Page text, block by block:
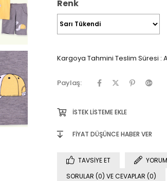
Renk
Kargoya Tahmini Teslim Süresi :
Paylaş:
İSTEK LISTEME EKLE
FIYAT DÜŞÜNCE HABER VER
TAVSIYE ET
SORULAR (0) VE CEVAPLAR (0)